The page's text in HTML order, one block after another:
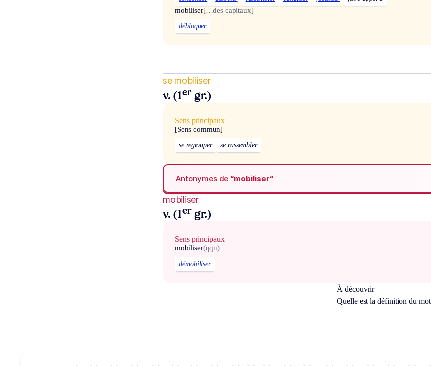
mobiliser[…des capitaux]
débloquer
se mobiliser
v. (1er gr.)
Sens principaux
[Sens commun]
se regrouper se rassembler
Antonymes de “mobiliser“
mobiliser
v. (1er gr.)
Sens principaux
mobiliser(qqn)
démobiliser
À découvrir
Quelle est la définition du mot